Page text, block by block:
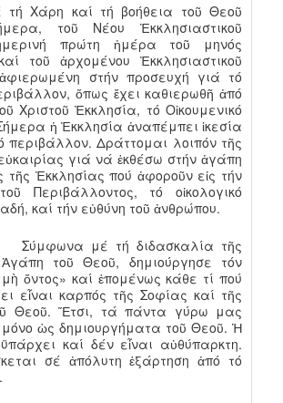
καί τή βοήθεια τοῦ Θεοῦ
τοῦ Νέου Ἐκκλησιαστικοῦ
πρώτη ἡμέρα τοῦ μηνός
τοῦ ἀρχομένου Ἐκκλησιαστικοῦ
στήν προσευχή γιά τό
ὅπως ἔχει καθιερωθῆ ἀπό
Χριστοῦ Ἐκκλησία, τό Οἰκουμενικό
ἡ Ἐκκλησία ἀναπέμπει ἱκεσία
περιβάλλον. Δράττομαι λοιπόν τῆς
γιά νά ἐκθέσω στήν ἀγάπη
τῆς Ἐκκλησίας πού ἀφοροῦν εἰς τήν
Περιβάλλοντος, τό οἰκολογικό
καί τήν εὐθύνη τοῦ ἀνθρώπου.
μέ τή διδασκαλία τῆς
τοῦ Θεοῦ, δημιούργησε τόν
ὄντος» καί ἑπομένως κάθε τί πού
εἶναι καρπός τῆς Σοφίας καί τῆς
Θεοῦ. Ἔτσι, τά πάντα γύρω μας
μόνο ὡς δημιουργήματα τοῦ Θεοῦ. Ἡ
καί δέν εἶναι αὐθύπαρκτη.
σέ ἀπόλυτη ἐξάρτηση ἀπό τό